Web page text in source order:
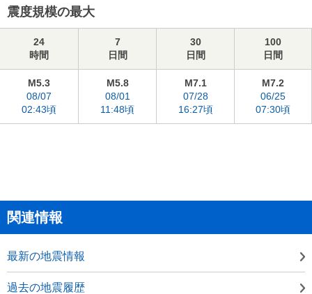
震度規模の最大
24
時間
7
日間
30
日間
100
日間
M5.3
08/07
02:43頃
M5.8
08/01
11:48頃
M7.1
07/28
16:27頃
M7.2
06/25
07:30頃
関連情報
最新の地震情報
過去の地震履歴